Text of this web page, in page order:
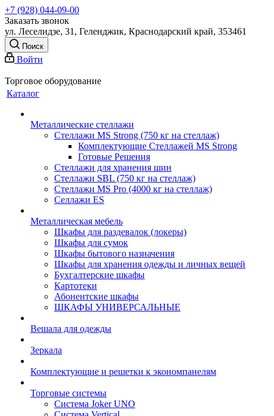
+7 (928) 044-09-00
Заказать звонок
ул. Леселидзе, 31, Геленджик, Краснодарский край, 353461
Поиск
Войти
Торговое оборудование
Каталог
Металлические стеллажи
Стеллажи MS Strong (750 кг на стеллаж)
Комплектующие Стеллажей MS Strong
Готовые Решения
Стеллажи для хранения шин
Стеллажи SBL (750 кг на стеллаж)
Стеллажи MS Pro (4000 кг на стеллаж)
Селлажи ES
Металлическая мебель
Шкафы для раздевалок (локеры)
Шкафы для сумок
Шкафы бытового назначения
Шкафы для хранения одежды и личных вещей
Бухгалтерские шкафы
Картотеки
Абонентские шкафы
ШКАФЫ УНИВЕРСАЛЬНЫЕ
Вешала для одежды
Зеркала
Комплектующие и решетки к экономпанелям
Торговые системы
Система Joker UNO